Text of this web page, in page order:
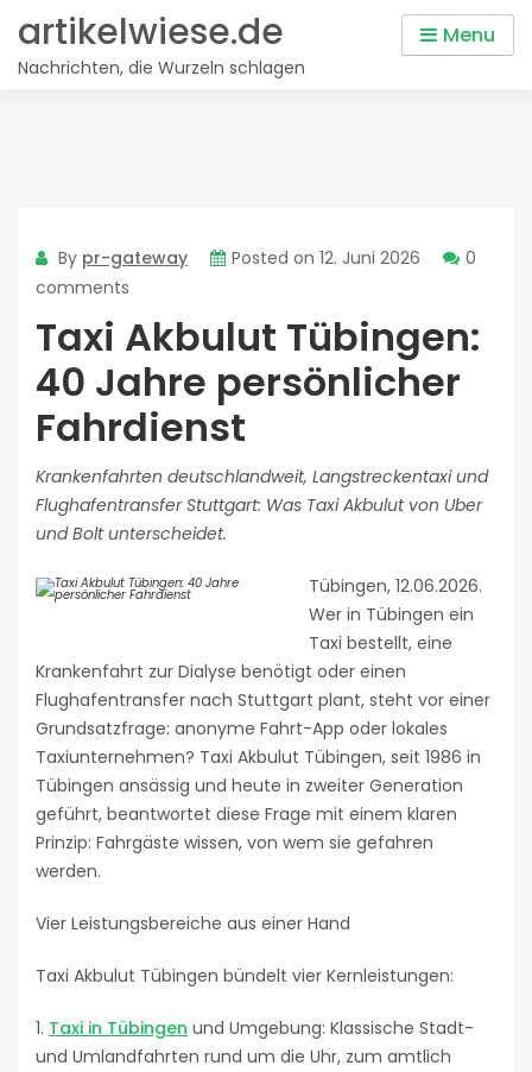
content
artikelwiese.de
Nachrichten, die Wurzeln schlagen
Menu
By pr-gateway Posted on 12. Juni 2026
0
comments
Taxi Akbulut Tübingen:
40 Jahre persönlicher
Fahrdienst
Krankenfahrten deutschlandweit, Langstreckentaxi und
Flughafentransfer Stuttgart: Was Taxi Akbulut von Uber
und Bolt unterscheidet.
Tübingen, 12.06.2026.
Wer in Tübingen ein
Taxi bestellt, eine
Krankenfahrt zur Dialyse benötigt oder einen
Flughafentransfer nach Stuttgart plant, steht vor einer
Grundsatzfrage: anonyme Fahrt-App oder lokales
Taxiunternehmen? Taxi Akbulut Tübingen, seit 1986 in
Tübingen ansässig und heute in zweiter Generation
geführt, beantwortet diese Frage mit einem klaren
Prinzip: Fahrgäste wissen, von wem sie gefahren
werden.
Vier Leistungsbereiche aus einer Hand
Taxi Akbulut Tübingen bündelt vier Kernleistungen:
1. Taxi in Tübingen und Umgebung: Klassische Stadt-
und Umlandfahrten rund um die Uhr, zum amtlich